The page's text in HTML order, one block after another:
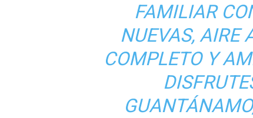
FAMILIAR
NUEVAS, AIRE
COMPLETO Y